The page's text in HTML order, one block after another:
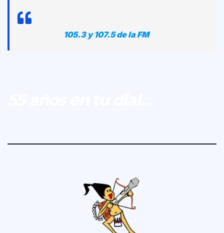
105.3 y 107.5 de la FM